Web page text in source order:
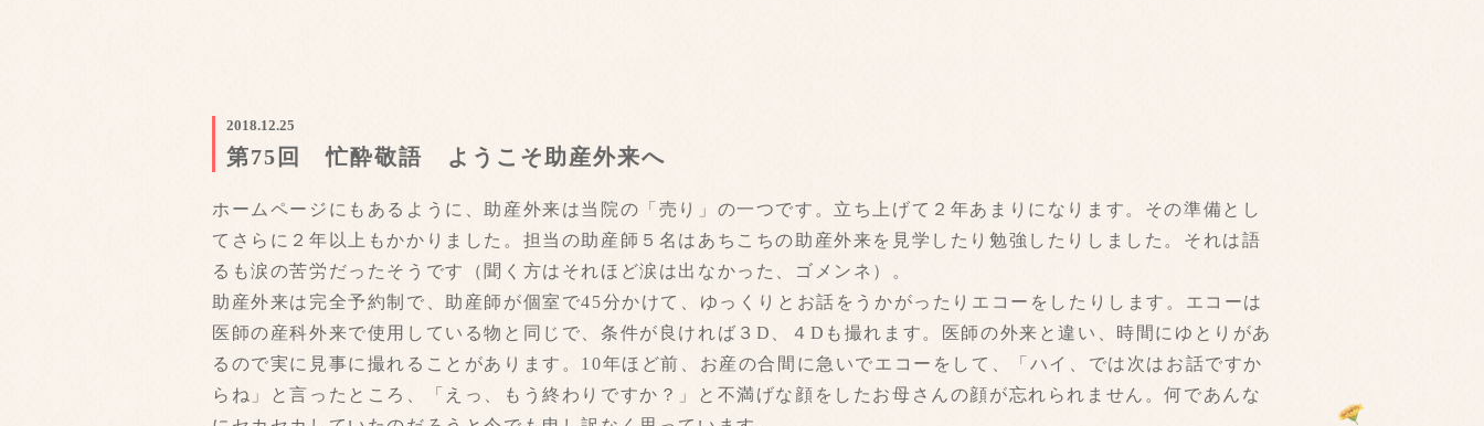
2018.12.25
第75回 忙酔敬語 ようこそ助産外来へ
ホームページにもあるように、助産外来は当院の「売り」の一つです。立ち上げて２年あまりになります。その準備とし
てさらに２年以上もかかりました。担当の助産師５名はあちこちの助産外来を見学したり勉強したりしました。それは語
るも涙の苦労だったそうです（聞く方はそれほど涙は出なかった、ゴメンネ）。
助産外来は完全予約制で、助産師が個室で45分かけて、ゆっくりとお話をうかがったりエコーをしたりします。エコーは
医師の産科外来で使用している物と同じで、条件が良ければ３D、４Dも撮れます。医師の外来と違い、時間にゆとりがあ
るので実に見事に撮れることがあります。10年ほど前、お産の合間に急いでエコーをして、「ハイ、では次はお話ですか
らね」と言ったところ、「えっ、もう終わりですか？」と不満げな顔をしたお母さんの顔が忘れられません。何であんな